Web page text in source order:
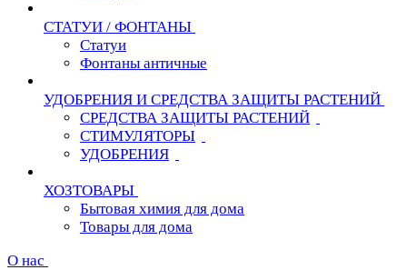
СТАТУИ / ФОНТАНЫ
Статуи
Фонтаны античные
УДОБРЕНИЯ И СРЕДСТВА ЗАЩИТЫ РАСТЕНИЙ
СРЕДСТВА ЗАЩИТЫ РАСТЕНИЙ
СТИМУЛЯТОРЫ
УДОБРЕНИЯ
ХОЗТОВАРЫ
Бытовая химия для дома
Товары для дома
О нас